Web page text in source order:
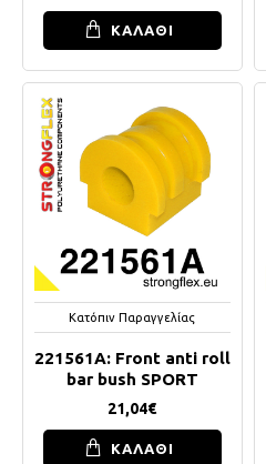
ΚΑΛΑΘΙ
Κατόπιν Παραγγελίας
221561A: Front anti roll
bar bush SPORT
21,04€
ΚΑΛΑΘΙ